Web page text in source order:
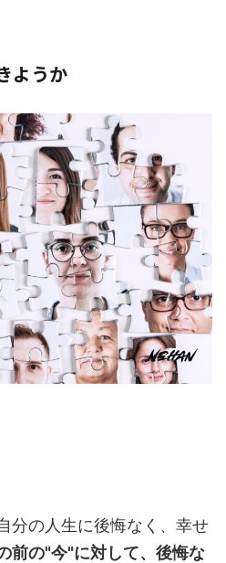
ようか
分の人生に後悔なく、幸せ
前の"今"に対して、後悔な